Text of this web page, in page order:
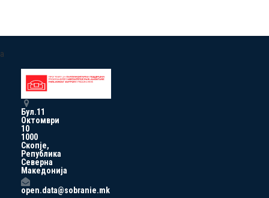
a
Бул.11
Октомври
10
1000
Скопје,
Република
Северна
Македонија
open.data@sobranie.mk